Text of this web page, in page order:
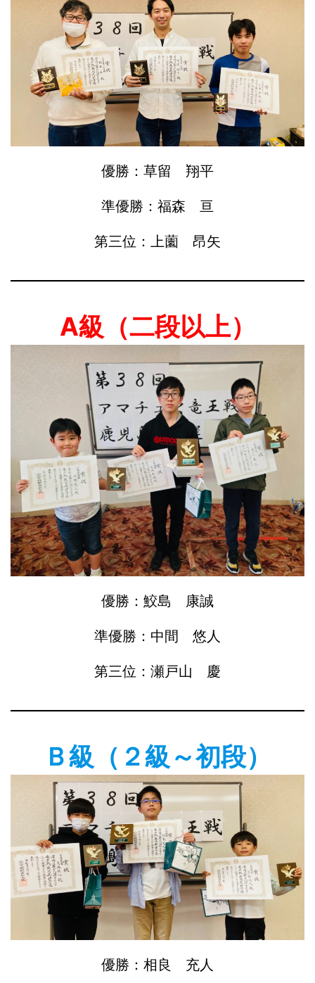
優勝：草留 翔平
準優勝：福森 亘
第三位：上薗 昂矢
A級（二段以上）
優勝：鮫島 康誠
準優勝：中間 悠人
第三位：瀬戸山 慶
Ｂ級（２級～初段）
優勝：相良 充人